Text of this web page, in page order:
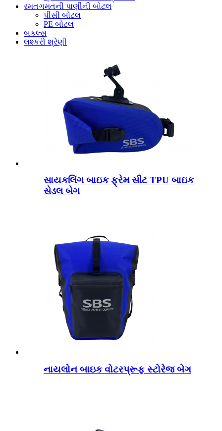
રમતગમતની પાણીની બોટલ
પીસી બોટલ
PE બોટલ
બકલ્સ
લશ્કરી શ્રેણી
સાયકલિંગ બાઇક ફ્રેમ સીટ TPU બાઇક
સેડલ બેગ
નાયલોન બાઇક વોટરપ્રૂફ સ્ટોરેજ બેગ